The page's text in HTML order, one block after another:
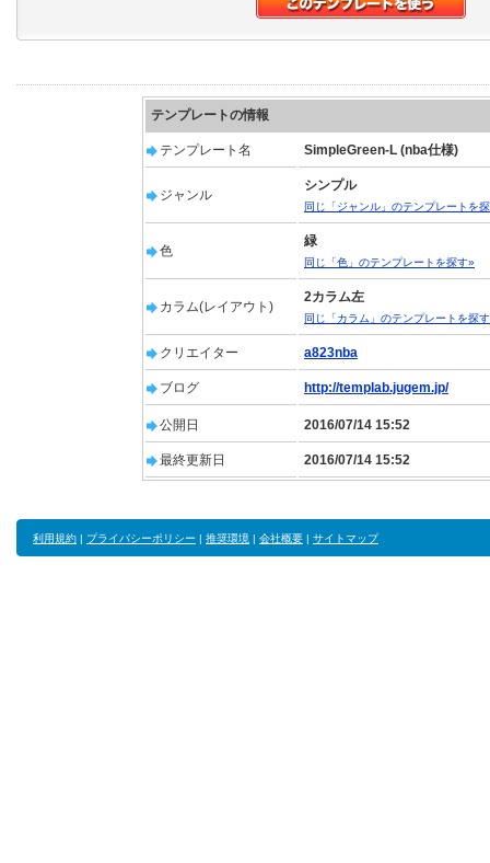
テンプレートの情報
テンプレート名 SimpleGreen-L (nba仕様)
ジャンル
シンプル
同じ「ジャンル」のテンプレートを
色
緑
同じ「色」のテンプレートを探す»
カラム(レイアウト)
2カラム左
同じ「カラム」のテンプレートを探
クリエイター a823nba
ブログ http://templab.jugem.jp/
公開日 2016/07/14 15:52
最終更新日 2016/07/14 15:52
利用規約 | プライバシーポリシー | 推奨環境 | 会社概要 | サイトマップ